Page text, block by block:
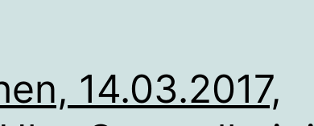
14.03.2017,